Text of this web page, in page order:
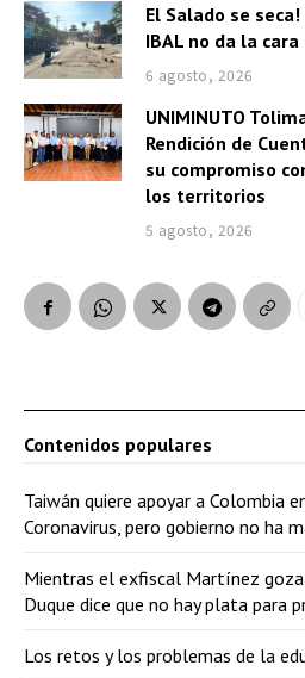
El Salado se
IBAL no da la cara
6 agosto, 2026
UNIMINUTO
Rendición de
su compromiso
los territorios
5 agosto, 2026
Contenidos populares
Taiwán quiere apoyar a Colombia
Coronavirus, pero gobierno no ha
Mientras el exfiscal Martínez
Duque dice que no hay plata para
Los retos y los problemas de la